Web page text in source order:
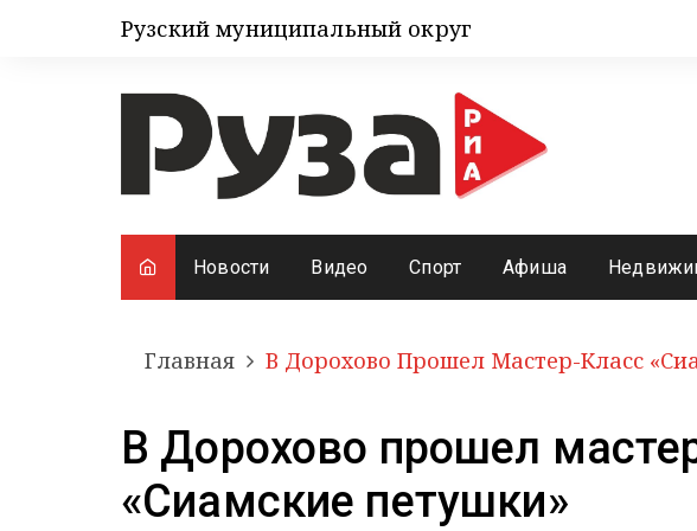
Рузский муниципальный округ
Новости Видео Спорт Афиша
Главная В Дорохово Прошел Мастер-Класс
В Дорохово прошел
«Сиамские петушки»